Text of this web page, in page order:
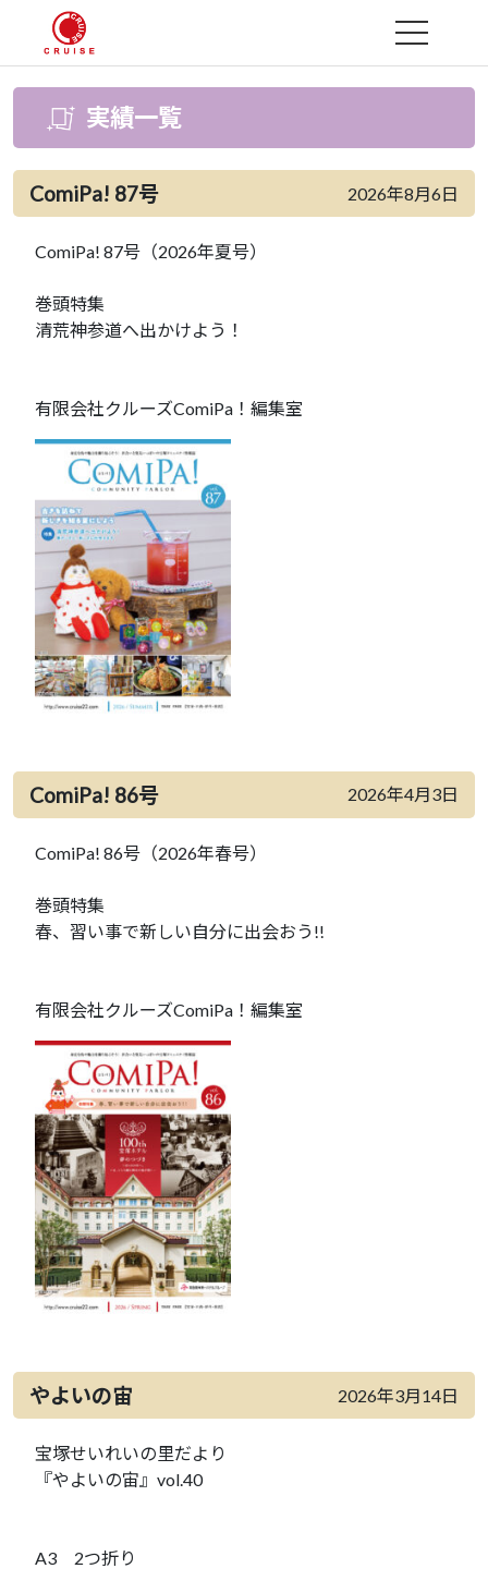
MENU
実績一覧
ComiPa! 87号 2026年8月6日
ComiPa! 87号（2026年夏号）
巻頭特集
清荒神参道へ出かけよう！
有限会社クルーズComiPa！編集室
ComiPa! 86号 2026年4月3日
ComiPa! 86号（2026年春号）
巻頭特集
春、習い事で新しい自分に出会おう!!
有限会社クルーズComiPa！編集室
やよいの宙 2026年3月14日
宝塚せいれいの里だより
『やよいの宙』vol.40
A3 2つ折り